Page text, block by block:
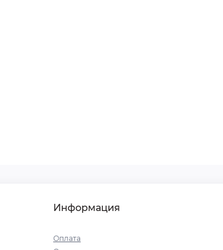
Информация
Оплата